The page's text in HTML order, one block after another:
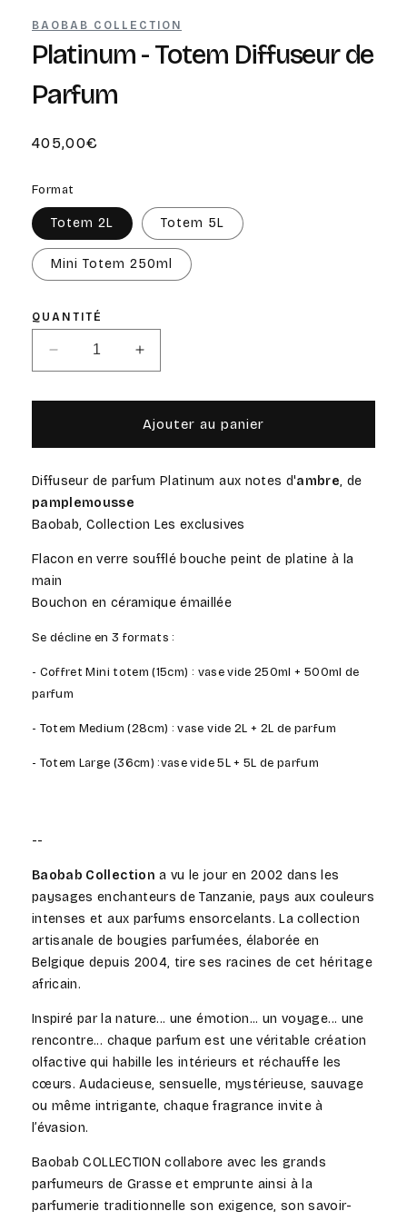
BAOBAB COLLECTION
Platinum - Totem Diffuseur de
Parfum
Prix
405,00€
Format
Totem 2L Totem 5L
Mini Totem 250ml
QUANTITÉ
Réduire
la
-
Totem
Diffuseur
de
Parfum
Augmenter
la
de
Platinum
-
Totem
Diffuseur
Parfum
Ajouter au panier
Diffuseur de parfum Platinum aux notes d'ambre, de
pamplemousse
Baobab, Collection Les exclusives
Flacon en verre soufflé bouche peint de platine à la
main
Bouchon en céramique émaillée
Se décline en 3 formats :
- Coffret Mini totem (15cm) : vase vide 250ml + 500ml de
parfum
- Totem Medium (28cm) :vase vide 2L + 2L de parfum
- Totem Large (36cm) :vase vide5L + 5L de parfum
--
Baobab Collection a vu le jour en 2002 dans les
paysages enchanteurs de Tanzanie, pays aux couleurs
intenses et aux parfums ensorcelants. La collection
artisanale de bougies parfumées, élaborée en
Belgique depuis 2004, tire ses racines de cet héritage
africain.
Inspiré par la nature... une émotion... un voyage... une
rencontre... chaque parfum est une véritable création
olfactive qui habille les intérieurs et réchauffe les
cœurs. Audacieuse, sensuelle, mystérieuse, sauvage
ou même intrigante, chaque fragrance invite à
l’évasion.
BaobabCOLLECTIONcollabore avec les grands
parfumeurs de Grasse et emprunte ainsi à la
parfumerie traditionnelle son exigence, son savoir-